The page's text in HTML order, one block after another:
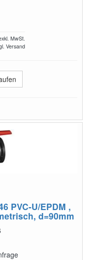
MwSt.
Versand
PVC-U/EPDM ,
d=90mm